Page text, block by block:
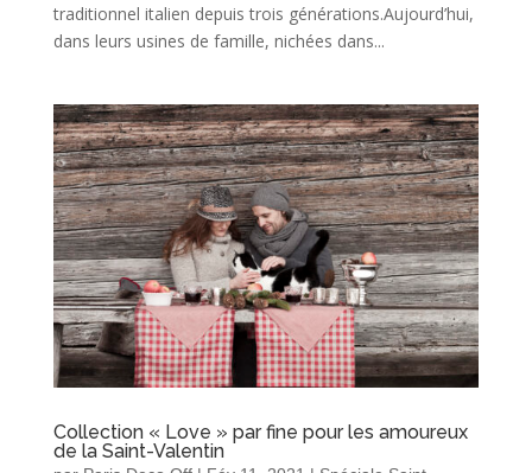
traditionnel italien depuis trois générations.Aujourd’hui,
dans leurs usines de famille, nichées dans...
Collection « Love » par fine pour les amoureux
de la Saint-Valentin